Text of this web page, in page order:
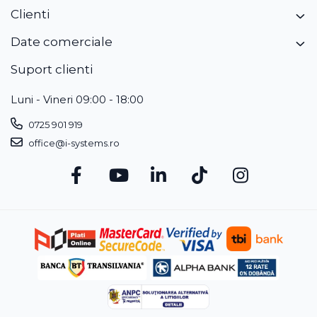
Clienti
Date comerciale
Suport clienti
Luni - Vineri 09:00 - 18:00
0725 901 919
office@i-systems.ro